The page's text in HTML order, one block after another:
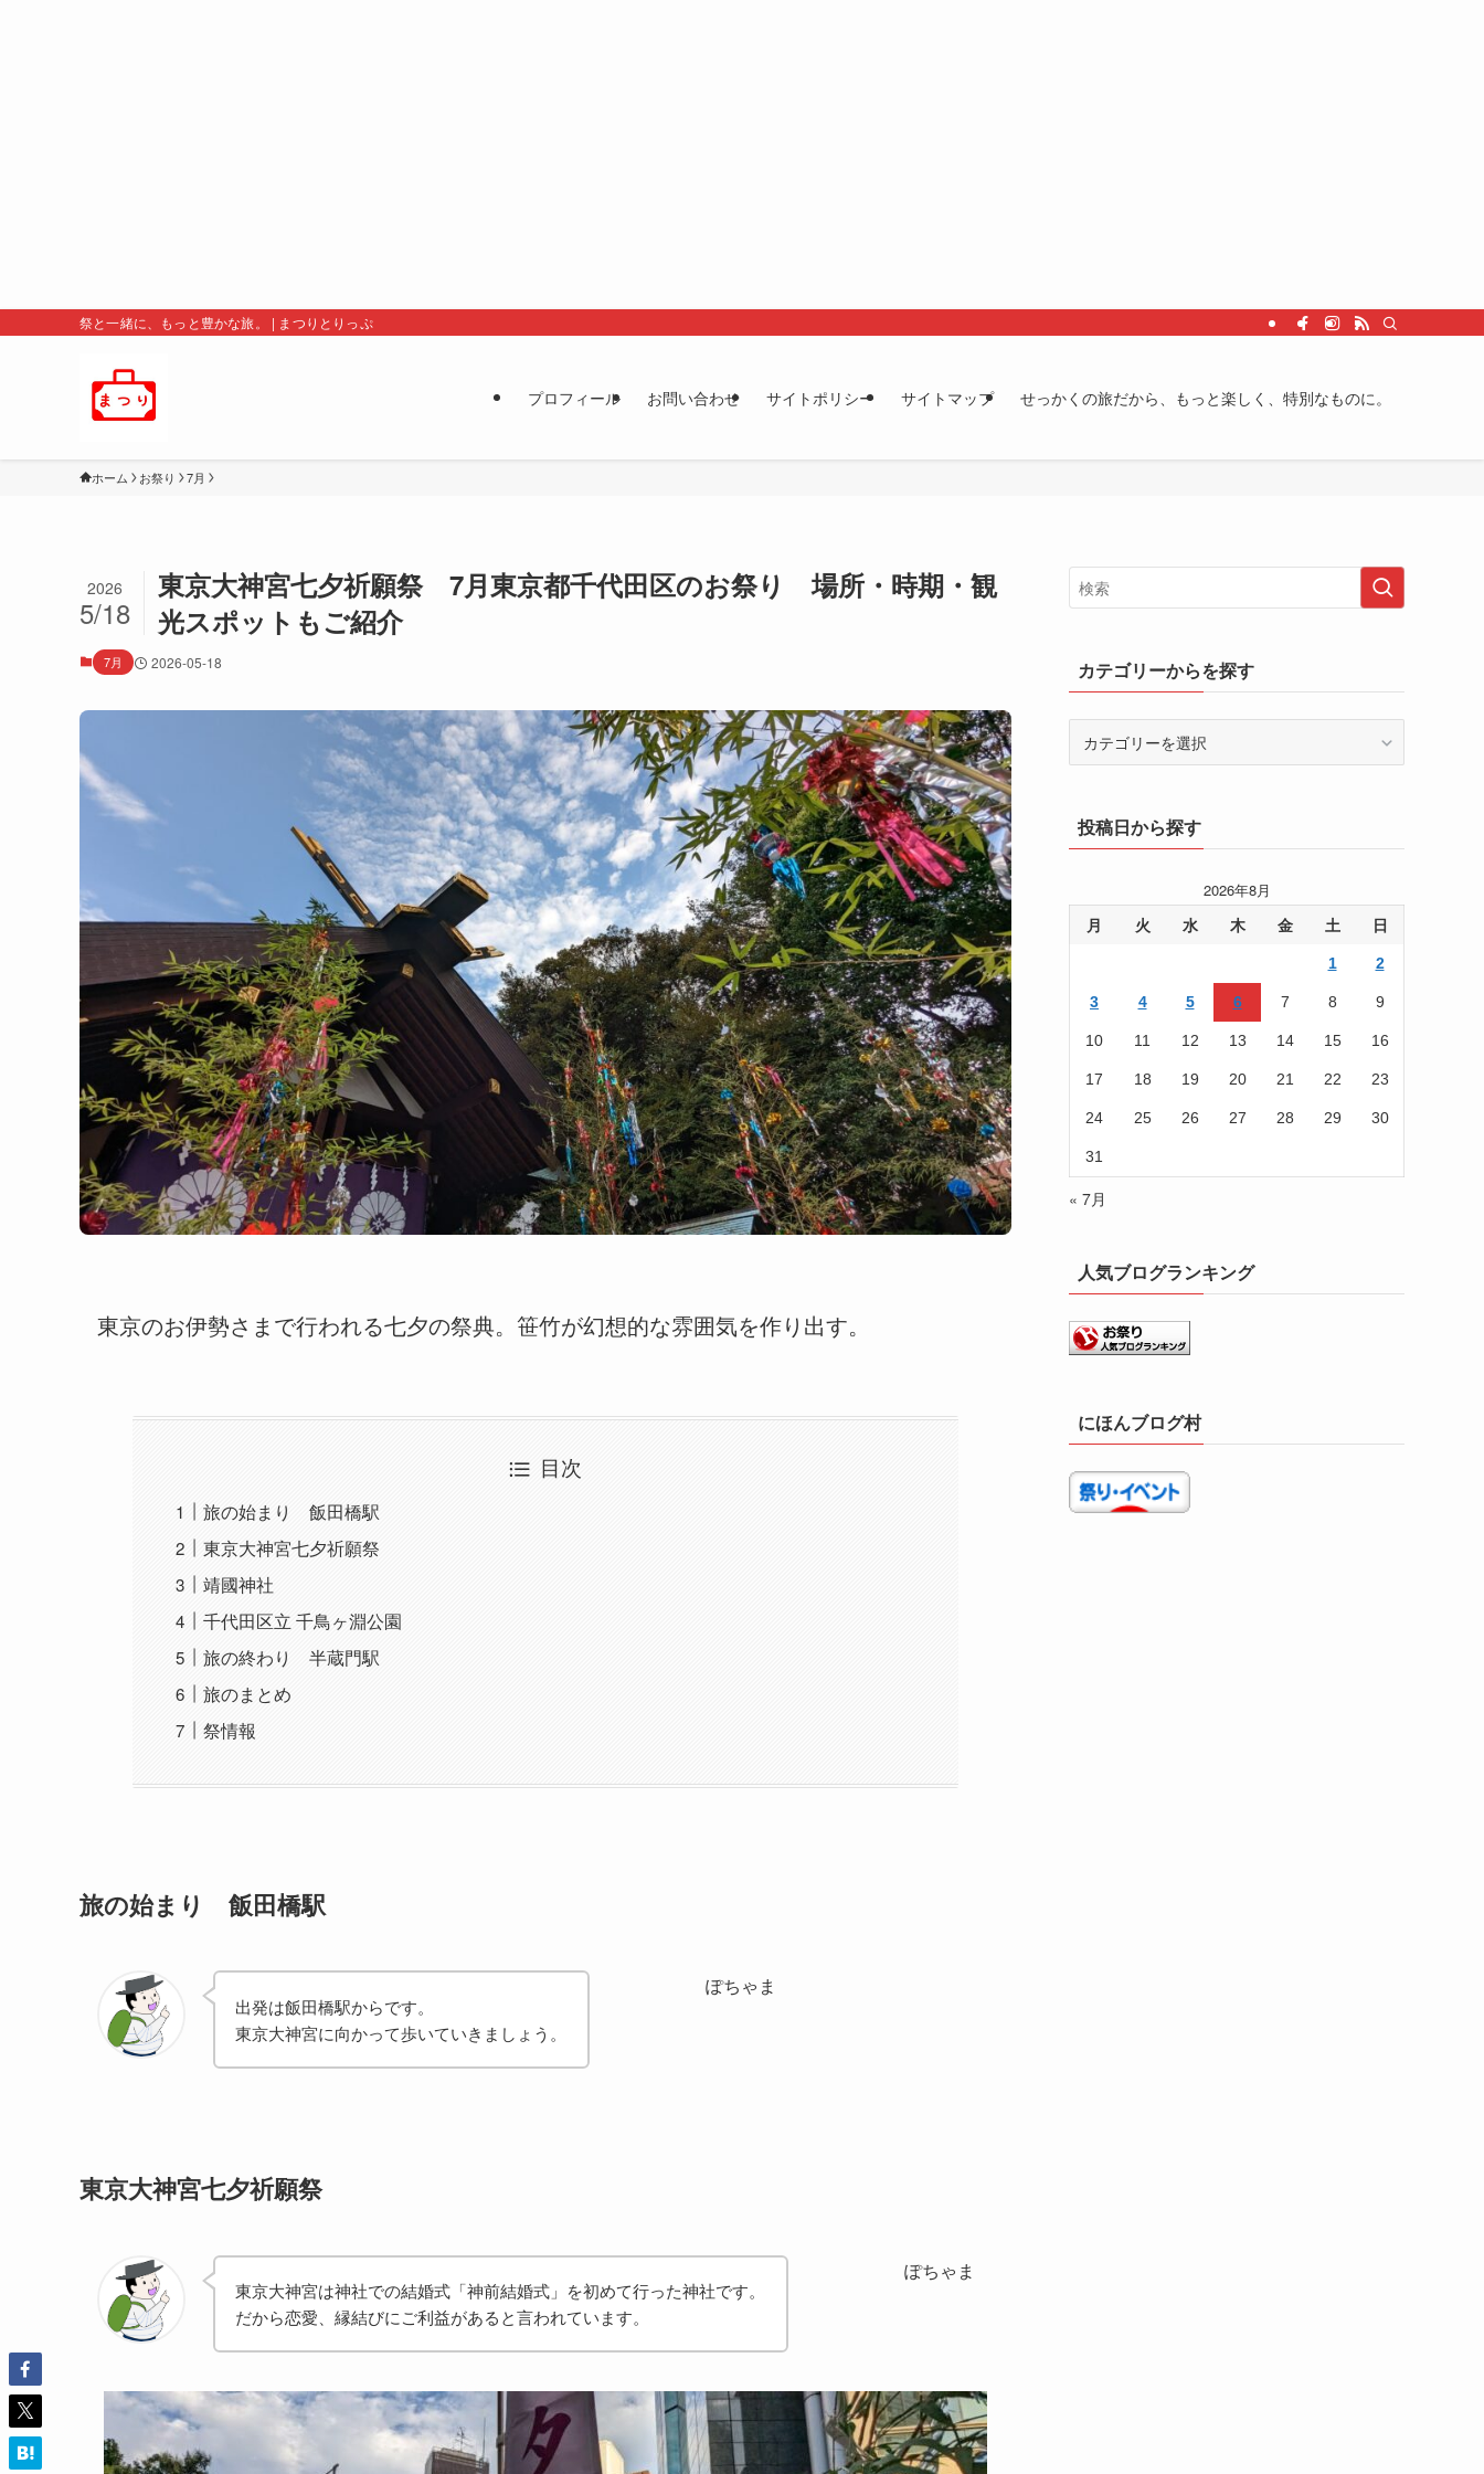
祭と一緒に、もっと豊かな旅。 | まつりとりっぷ
プロフィール お問い合わせ サイトポリシー サイトマップ せっかくの旅だから、もっと楽しく、特別なものに。
ホーム お祭り 7月
東京大神宮七夕祈願祭 7月東京都千代田区のお祭り 場所・時期・観
光スポットもご紹介
2026
5/18
7月 2026-05-18
東京のお伊勢さまで行われる七夕の祭典。笹竹が幻想的な雰囲気を作り出す。
目次
旅の始まり 飯田橋駅
東京大神宮七夕祈願祭
靖國神社
千代田区立 千鳥ヶ淵公園
旅の終わり 半蔵門駅
旅のまとめ
祭情報
旅の始まり 飯田橋駅
ぽちゃま
出発は飯田橋駅からです。
東京大神宮に向かって歩いていきましょう。
東京大神宮七夕祈願祭
ぽちゃま
東京大神宮は神社での結婚式「神前結婚式」を初めて行った神社です。
だから恋愛、縁結びにご利益があると言われています。
カテゴリーからを探す
ー
か
を
投稿日から探す
2026年8月
月 火 水 木 金 土 日
1 2
3 4 5 6 7 8 9
10 11 12 13 14 15 16
17 18 19 20 21 22 23
24 25 26 27 28 29 30
31
« 7月
人気ブログランキング
にほんブログ村